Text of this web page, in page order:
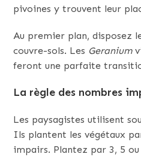
pivoines y trouvent leur
Au premier plan, disposez
couvre-sols. Les Geranium
feront une parfaite
La règle des nombres
Les paysagistes utilisent
Ils plantent les végétaux
impairs. Plantez par 3, 5